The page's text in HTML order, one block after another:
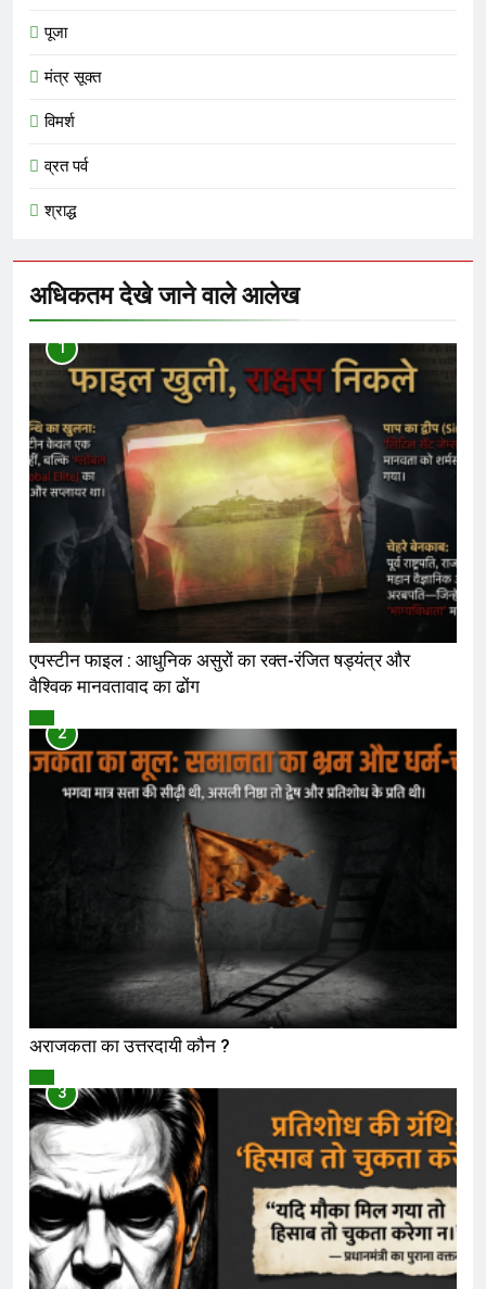
पूजा
मंत्र सूक्त
विमर्श
व्रत पर्व
श्राद्ध
अधिकतम देखे जाने वाले आलेख
1
एपस्टीन फाइल : आधुनिक असुरों का रक्त-रंजित षड्यंत्र और
वैश्विक मानवतावाद का ढोंग
2
अराजकता का उत्तरदायी कौन ?
3